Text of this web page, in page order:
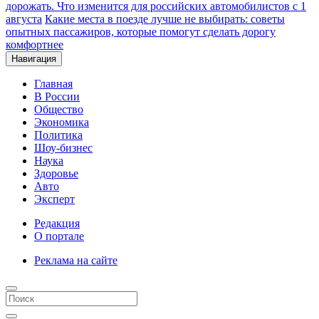
дорожать. Что изменится для российских автомобилистов с 1
августа Какие места в поезде лучше не выбирать: советы
опытных пассажиров, которые помогут сделать дорогу
комфортнее
Навигация
Главная
В России
Общество
Экономика
Политика
Шоу-бизнес
Наука
Здоровье
Авто
Эксперт
Редакция
О портале
Реклама на сайте